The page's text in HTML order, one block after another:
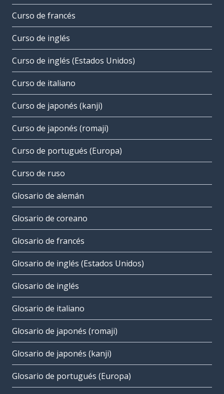
Curso de francés
Curso de inglés
Curso de inglés (Estados Unidos)
Curso de italiano
Curso de japonés (kanji)
Curso de japonés (romaji)
Curso de portugués (Europa)
Curso de ruso
Glosario de alemán
Glosario de coreano
Glosario de francés
Glosario de inglés (Estados Unidos)
Glosario de inglés
Glosario de italiano
Glosario de japonés (romaji)
Glosario de japonés (kanji)
Glosario de portugués (Europa)